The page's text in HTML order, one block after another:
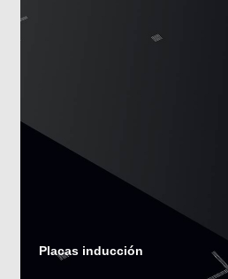
Placas inducción